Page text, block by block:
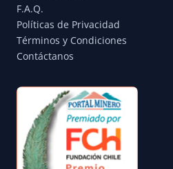
F.A.Q.
Políticas de Privacidad
Términos y Condiciones
Contáctanos